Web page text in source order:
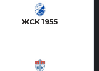
ЖСК 1955